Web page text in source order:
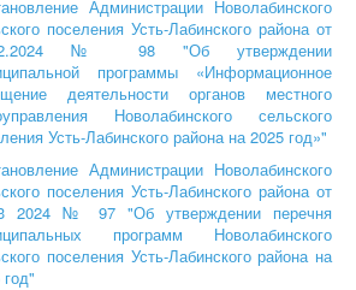
Администрации Новолабинского
поселения Усть-Лабинского района от
№ 98 "Об утверждении
программы «Информационное
деятельности органов местного
Новолабинского сельского
Усть-Лабинского района на 2025 год»"
Администрации Новолабинского
поселения Усть-Лабинского района от
2024 № 97 "Об утверждении перечня
программ Новолабинского
поселения Усть-Лабинского района на